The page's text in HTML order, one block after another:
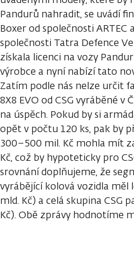
Pandurů nahradit, se uvádí
Boxer od společnosti ARTEC
společnosti Tatra Defence
získala licenci na vozy
výrobce a nyní nabízí tato
Zatím podle nás nelze určit
8X8 EVO od CSG vyráběné
na úspěch. Pokud by si
opět v počtu 120 ks, pak by
300–500 mil. Kč mohla mít
Kč, což by hypoteticky pro
srovnání doplňujeme, že
vyrábějící kolová vozidla měl
mld. Kč) a celá skupina CSG
Kč). Obě zprávy hodnotíme